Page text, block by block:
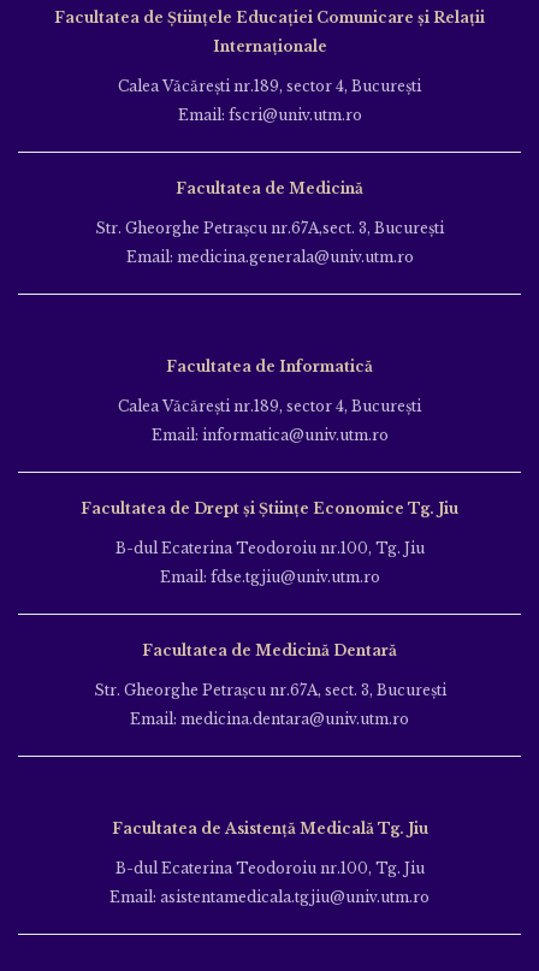
Facultatea de Ştiinţele Educației Comunicare și Relații
Internaționale
Calea Văcăreşti nr.189, sector 4, Bucureşti
Email: fscri@univ.utm.ro
Facultatea de Medicină
Str. Gheorghe Petraşcu nr.67A,sect. 3, Bucureşti
Email: medicina.generala@univ.utm.ro
Facultatea de Informatică
Calea Văcăreşti nr.189, sector 4, Bucureşti
Email: informatica@univ.utm.ro
Facultatea de Drept și Științe Economice Tg. Jiu
B-dul Ecaterina Teodoroiu nr.100, Tg. Jiu
Email: fdse.tgjiu@univ.utm.ro
Facultatea de Medicină Dentară
Str. Gheorghe Petraşcu nr.67A, sect. 3, Bucureşti
Email: medicina.dentara@univ.utm.ro
Facultatea de Asistență Medicală Tg. Jiu
B-dul Ecaterina Teodoroiu nr.100, Tg. Jiu
Email: asistentamedicala.tgjiu@univ.utm.ro